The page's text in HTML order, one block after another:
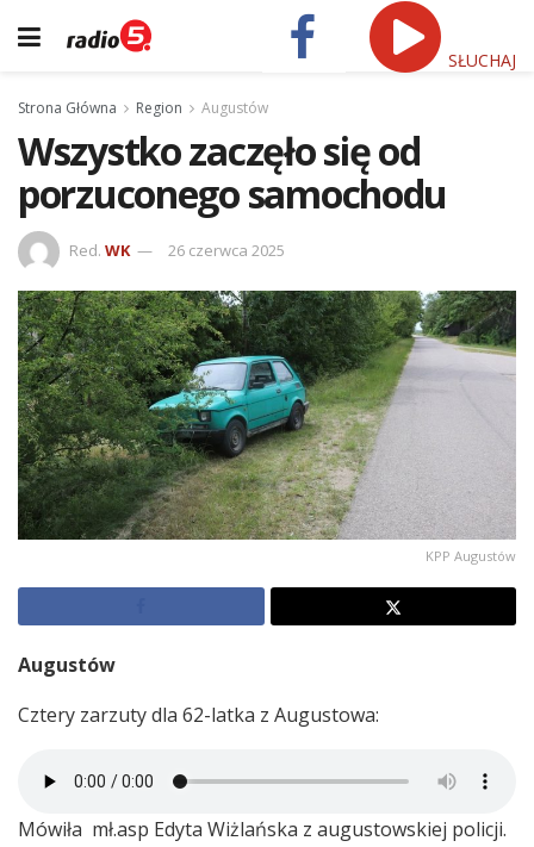
SŁUCHAJ
Strona Główna Region Augustów
Wszystko zaczęło się od
porzuconego samochodu
Red. WK 26 czerwca 2025
KPP Augustów
Augustów
Cztery zarzuty dla 62-latka z Augustowa:
Mówiła mł.asp Edyta Wiżlańska z augustowskiej policji.